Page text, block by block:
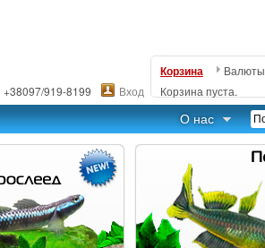
Валюты
Корзина
Корзина пуста.
+38097/919-8199 Вход
О нас